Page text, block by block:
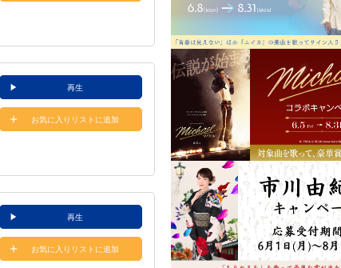
再生
お気に入りリストに追加
再生
お気に入りリストに追加